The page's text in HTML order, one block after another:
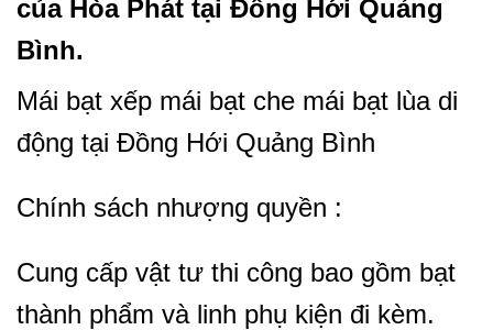
của Hòa Phát tại Đồng Hới Quảng
Bình.
Mái bạt xếp mái bạt che mái bạt lùa di
động tại Đồng Hới Quảng Bình
Chính sách nhượng quyền :
Cung cấp vật tư thi công bao gồm bạt
thành phẩm và linh phụ kiện đi kèm.